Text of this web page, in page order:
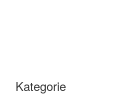
Kategorie